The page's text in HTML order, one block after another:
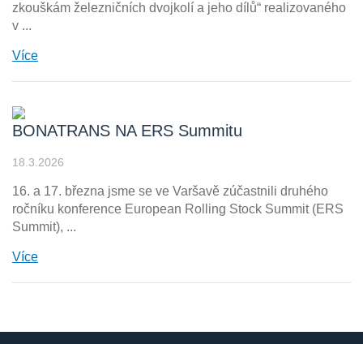
zkouškám železničních dvojkolí a jeho dílů“ realizovaného
v ...
Více
BONATRANS NA ERS Summitu
18.3.2026
16. a 17. března jsme se ve Varšavě zúčastnili druhého
ročníku konference European Rolling Stock Summit (ERS
Summit), ...
Více